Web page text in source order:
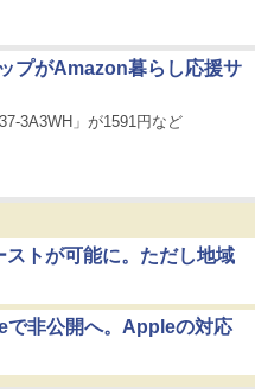
プがAmazon暮らし応援サ
3A3WH」が1591円など
トが可能に。ただし地域
非公開へ。Appleの対応